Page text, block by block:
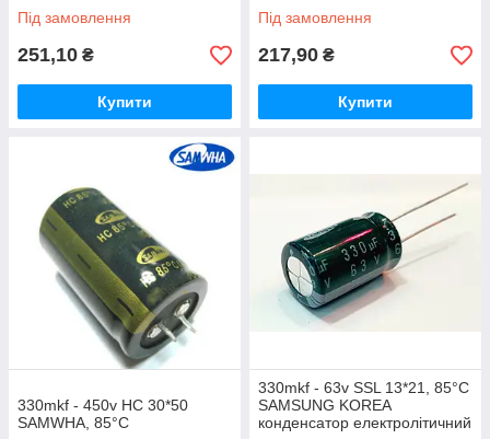
Під замовлення
251,10 ₴
Купити
Під замовлення
217,90 ₴
Купити
330mkf - 450v HC 30*50
SAMWHA, 85°C
330mkf - 63v SSL 13*21, 85°C
SAMSUNG KOREA
конденсатор електролітичний